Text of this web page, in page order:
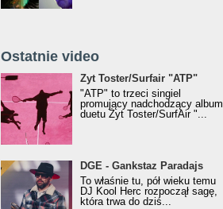
Ostatnie video
Żyt Toster/SurfAir - ATP VIDEO
Żyt Toster/Surfair "ATP"
"ATP" to trzeci singiel
promujący nadchodzący album
duetu Żyt Toster/SurfAir "...
donGURALesko z nagrodą za
Klasyczny/Trueschoolowy
Album Roku (Popkillery 2023)
DGE - Gankstaz Paradajs
To właśnie tu, pół wieku temu
DJ Kool Herc rozpoczął sagę,
która trwa do dziś...